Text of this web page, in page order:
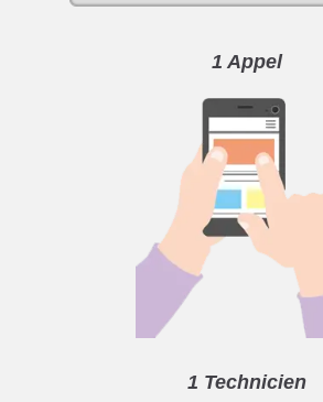
1 Appel
1 Technicien